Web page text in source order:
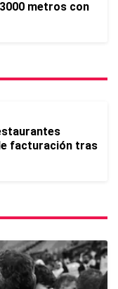
metros con
facturación tras